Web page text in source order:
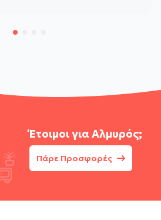
Έτοιμοι γιαΑλμυρός;
Πάρε Προσφορές